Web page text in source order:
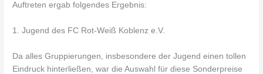
Auftreten ergab folgendes Ergebnis:
1. Jugend des FC Rot-Weiß Koblenz e.V.
Da alles Gruppierungen, insbesondere der Jugend einen tollen
Eindruck hinterließen, war die Auswahl für diese Sonderpreise